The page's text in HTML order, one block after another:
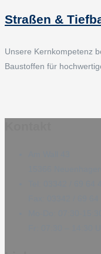
Straßen &
Unsere Kernkompetenz
Baustoffen für